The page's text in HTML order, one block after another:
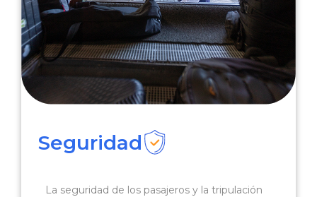
Seguridad
La seguridad de los pasajeros y la tripulación